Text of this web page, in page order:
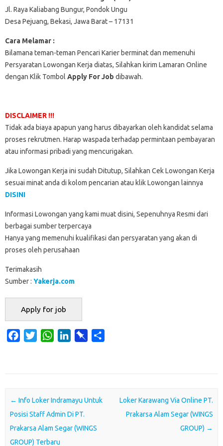
Jl. Raya Kaliabang Bungur, Pondok Ungu
Desa Pejuang, Bekasi, Jawa Barat – 17131
Cara Melamar :
Bilamana teman-teman Pencari Karier berminat dan memenuhi
Persyaratan Lowongan Kerja diatas, Silahkan kirim Lamaran Online
dengan Klik Tombol Apply For Job dibawah.
DISCLAIMER !!!
Tidak ada biaya apapun yang harus dibayarkan oleh kandidat selama
proses rekrutmen. Harap waspada terhadap permintaan pembayaran
atau informasi pribadi yang mencurigakan.
Jika Lowongan Kerja ini sudah Ditutup, Silahkan Cek Lowongan Kerja
sesuai minat anda di kolom pencarian atau klik Lowongan lainnya
DISINI
Informasi Lowongan yang kami muat disini, Sepenuhnya Resmi dari
berbagai sumber terpercaya
Hanya yang memenuhi kualifikasi dan persyaratan yang akan di
proses oleh perusahaan
Terimakasih
Sumber : Yakerja.com
o
o
k
e
r
W
A
p
p
d
I
n
a
d
Post navigation
← Info Loker Indramayu Untuk
Posisi Staff Admin Di PT.
Prakarsa Alam Segar (WINGS
GROUP) Terbaru
Loker Karawang Via Online PT.
Prakarsa Alam Segar (WINGS
GROUP) →